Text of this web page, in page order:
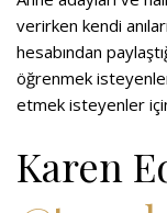
verirken kendi
hesabından
öğrenmek
etmek isteyenler
Karen